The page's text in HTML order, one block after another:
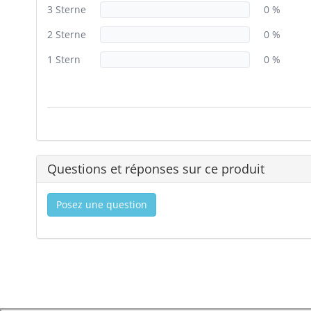
3 Sterne
0 %
2 Sterne
0 %
1 Stern
0 %
Questions et réponses sur ce produit
Posez une question